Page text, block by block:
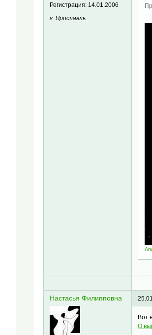
Регистрация: 14.01.2006
г. Ярославль
Настасья Филипповна
Вот
О